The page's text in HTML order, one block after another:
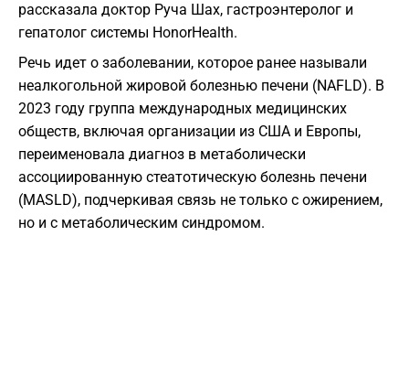
рассказала доктор Руча Шах, гастроэнтеролог и
гепатолог системы HonorHealth.
Речь идет о заболевании, которое ранее называли
неалкогольной жировой болезнью печени (NAFLD). В
2023 году группа международных медицинских
обществ, включая организации из США и Европы,
переименовала диагноз в метаболически
ассоциированную стеатотическую болезнь печени
(MASLD), подчеркивая связь не только с ожирением,
но и с метаболическим синдромом.